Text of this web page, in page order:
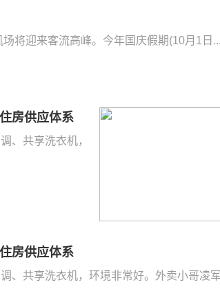
将迎来客流高峰。今年国庆假期(10月1日...
房供应体系
、共享洗衣机，
房供应体系
、共享洗衣机，环境非常好。外卖小哥凌